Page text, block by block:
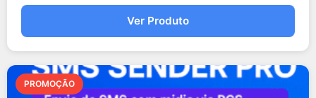
Ver Produto
PROMOÇÃO